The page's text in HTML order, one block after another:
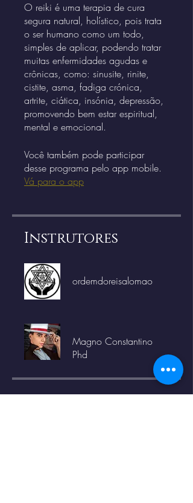
O reiki é uma terapia de cura
segura natural, holístico, pois trata
o ser humano como um todo,
simples de aplicar, podendo tratar
muitas enfermidades agudas e
crônicas, como: sinusite, rinite,
cistite, asma, fadiga crónica,
artrite, ciática, insónia, depressão,
promovendo bem estar espiritual,
Você também pode participar
desse programa pelo app mobile.
Vá para o app
Instrutores
ordemdoreisalomao
Magno Constantino
Phd